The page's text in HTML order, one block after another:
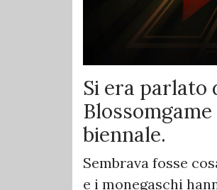
Si era parlato
biennale.
Sembrava fosse
e i monegaschi